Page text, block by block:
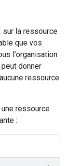
sur la ressource
que vos
l'organisation
donner
ressource
ressource
: